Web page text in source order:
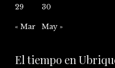
29
30
« Mar May »
El tiempo en